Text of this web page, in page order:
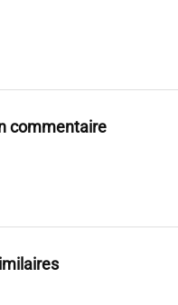
commentaire